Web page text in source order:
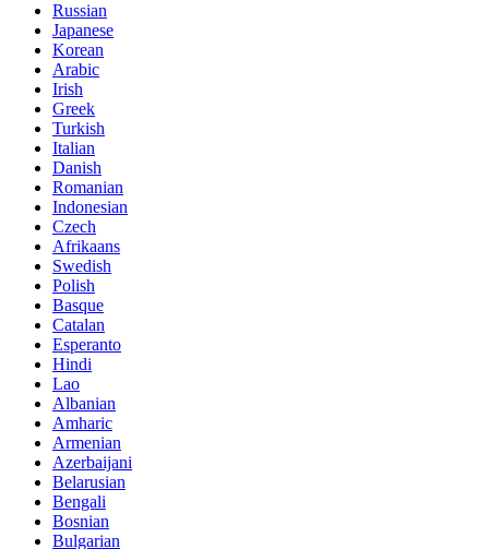
Russian
Japanese
Korean
Arabic
Irish
Greek
Turkish
Italian
Danish
Romanian
Indonesian
Czech
Afrikaans
Swedish
Polish
Basque
Catalan
Esperanto
Hindi
Lao
Albanian
Amharic
Armenian
Azerbaijani
Belarusian
Bengali
Bosnian
Bulgarian